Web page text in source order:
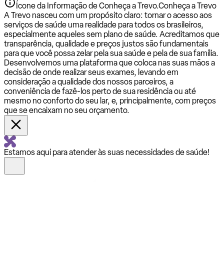
Ícone da Informação de Conheça a Trevo.Conheça a Trevo
A Trevo nasceu com um propósito claro: tornar o acesso aos
serviços de saúde uma realidade para todos os brasileiros,
especialmente aqueles sem plano de saúde. Acreditamos que
transparência, qualidade e preços justos são fundamentais
para que você possa zelar pela sua saúde e pela de sua família.
Desenvolvemos uma plataforma que coloca nas suas mãos a
decisão de onde realizar seus exames, levando em
consideração a qualidade dos nossos parceiros, a
conveniência de fazê-los perto de sua residência ou até
mesmo no conforto do seu lar, e, principalmente, com preços
que se encaixam no seu orçamento.
Estamos aqui para atender às suas necessidades de saúde!